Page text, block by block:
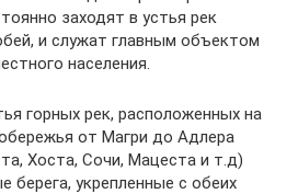
заходят в устья рек
и служат главным объектом
населения.
горных рек, расположенных на
от Магри до Адлера
Хоста, Сочи, Мацеста и т.д)
берега, укрепленные с обеих